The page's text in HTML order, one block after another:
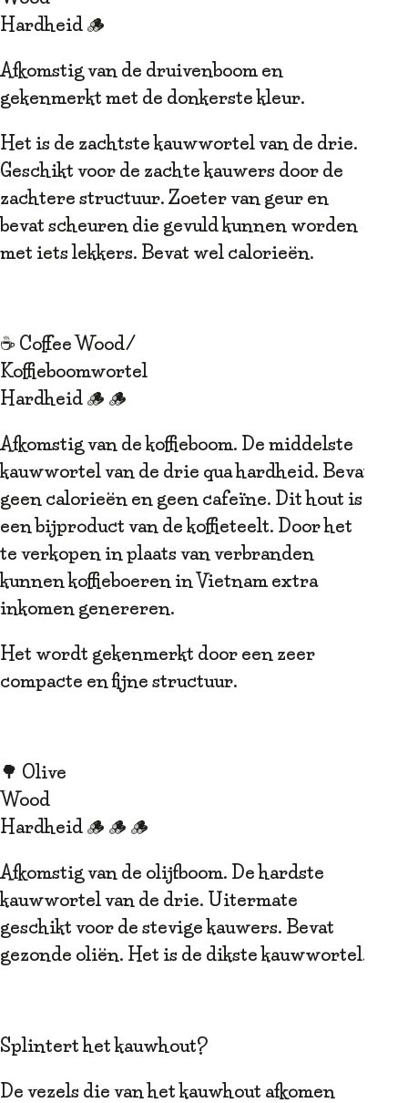
Hardheid 🪵
Afkomstig van de druivenboom en
gekenmerkt met de donkerste kleur.
Het is de zachtste kauwwortel van de drie.
Geschikt voor de zachte kauwers door de
zachtere structuur. Zoeter van geur en
bevat scheuren die gevuld kunnen worden
met iets lekkers. Bevat wel calorieën.
☕️ Coffee Wood/
Koffieboomwortel
Hardheid 🪵 🪵
Afkomstig van de koffieboom. De middelste
kauwwortel van de drie qua hardheid. Bevat
geen calorieën en geen cafeïne. Dit hout is
een bijproduct van de koffieteelt. Door het
te verkopen in plaats van verbranden
kunnen koffieboeren in Vietnam extra
inkomen genereren.
Het wordt gekenmerkt door een zeer
compacte en fijne structuur.
🌳 Olive
Wood
Hardheid 🪵 🪵 🪵
Afkomstig van de olijfboom. De hardste
kauwwortel van de drie. Uitermate
geschikt voor de stevige kauwers. Bevat
gezonde oliën. Het is de dikste kauwwortel.
Splintert het kauwhout?
De vezels die van het kauwhout afkomen